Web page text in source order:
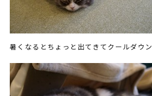
暑くなるとちょっと出てきてクールダウン